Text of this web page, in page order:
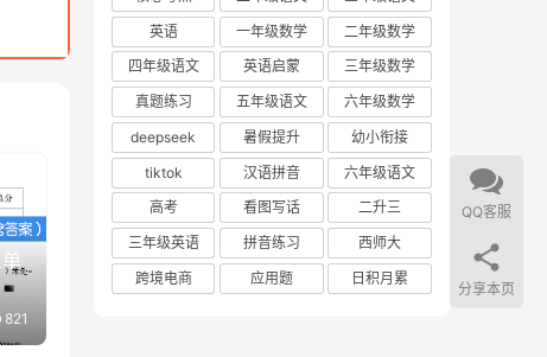
821
英语
一年级数学
二年级数学
四年级语文
英语启蒙
三年级数学
真题练习
五年级语文
六年级数学
deepseek
暑假提升
幼小衔接
tiktok
汉语拼音
六年级语文
高考
看图写话
二升三
三年级英语
拼音练习
西师大
跨境电商
应用题 日积月累
QQ客服
分享本页